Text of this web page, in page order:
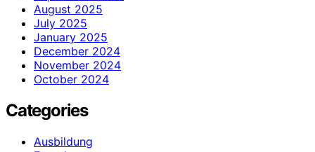
August 2025
July 2025
January 2025
December 2024
November 2024
October 2024
Categories
Ausbildung